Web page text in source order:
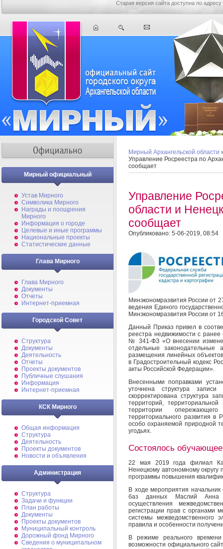
Старая версия сайта доступна по адресу
Мирный официальный
Устав Мирного
Символика Мирного
Награды и поощрения
Мирного
Информация о городе
Целевые и иные программы
Национальные проекты
Статистические данные
Глава Мирного
Глава Мирного
Документы
Отчеты
Интернет-приемная
Городской Совет
Структура
Документы
Деятельность
Отчеты
Проекты документов
Публичные слушания
Информация
Интернет-приемная
КСК Мирного
Общая информация
Структура
Деятельность
Проекты документов
Новости и объявления
Администрация
Структура
Задачи и функции
План работы
Документы
Проекты документов
Муниципальный контроль
Дорожный фонд Мирного
Cведения о муниципальном
Мирный Архангельской области
Управление Росреестра по
сообщает
Управление
области и
сообщает
Опубликовано: 5-06-2019, 08:54
Минэкономразвития России
ведения Единого
Минэкономразвития России от
Данный Приказ привел в
реестра недвижимости с
№ 341-ФЗ «О внесении
отдельные законодательные
размещения линейных
в Градостроительный кодекс
акты Российской Федерации».
Внесенными поправками
уточнена структура
скорректирована структура
территорий, территориальной
территории опережающего
территориального развития в
особо охраняемой природной
угодьях.
Состоялось
22 мая 2019 года филиал
Ненецкому автономному
программы повышения
В ходе мероприятия
баз данных Маслий Анна
осуществления
регистрации прав с органами
системы межведомственного
правила и особенности
В режиме реального времени
возможности официального